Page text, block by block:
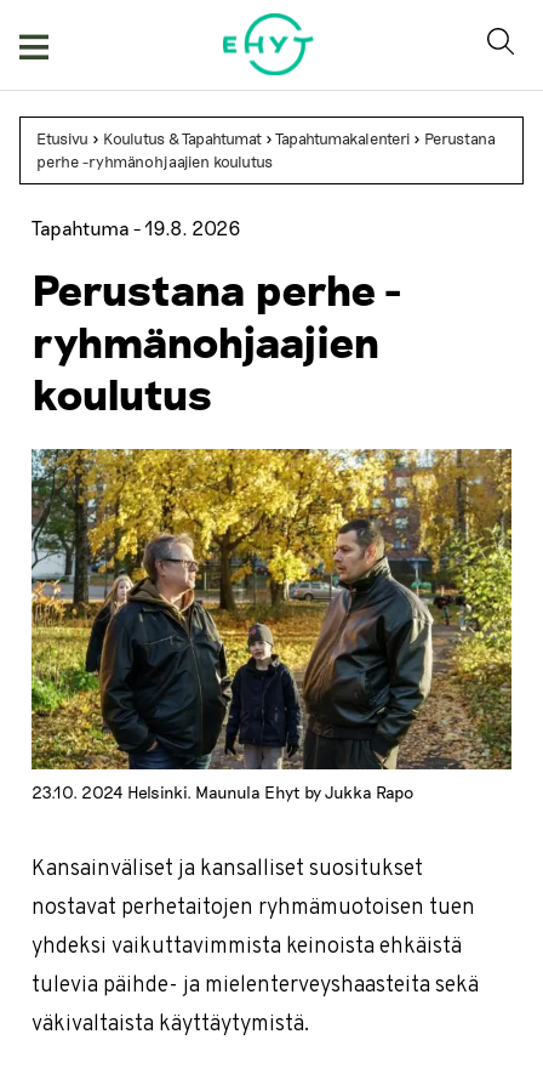
Etusivu > Koulutus & Tapahtumat >Tapahtumakalenteri > Perustana
perhe -ryhmänohjaajien koulutus
Tapahtuma -19.8. 2026
Perustana perhe -
ryhmänohjaajien
koulutus
23.10. 2024 Helsinki. Maunula Ehyt by Jukka Rapo
Kansainväliset ja kansalliset suositukset
nostavat perhetaitojen ryhmämuotoisen tuen
yhdeksi vaikuttavimmista keinoista ehkäistä
tulevia päihde- ja mielenterveyshaasteita sekä
väkivaltaista käyttäytymistä.